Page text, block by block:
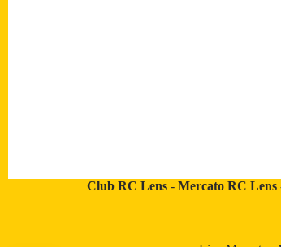
Club RC Lens- Mercato RC Lens